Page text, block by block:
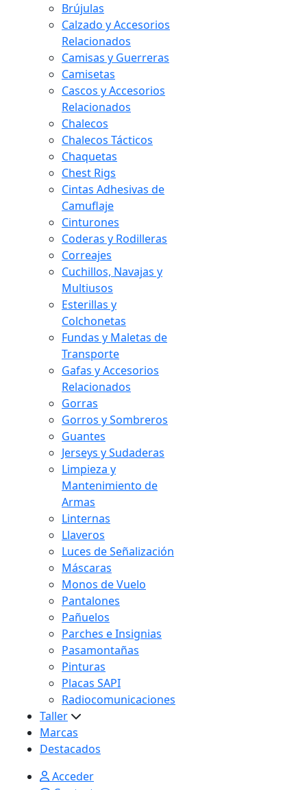
Brújulas
Calzado y Accesorios
Relacionados
Camisas y Guerreras
Camisetas
Cascos y Accesorios
Relacionados
Chalecos
Chalecos Tácticos
Chaquetas
Chest Rigs
Cintas Adhesivas de
Camuflaje
Cinturones
Coderas y Rodilleras
Correajes
Cuchillos, Navajas y
Multiusos
Esterillas y
Colchonetas
Fundas y Maletas de
Transporte
Gafas y Accesorios
Relacionados
Gorras
Gorros y Sombreros
Guantes
Jerseys y Sudaderas
Limpieza y
Mantenimiento de
Armas
Linternas
Llaveros
Luces de Señalización
Máscaras
Monos de Vuelo
Pantalones
Pañuelos
Parches e Insignias
Pasamontañas
Pinturas
Placas SAPI
Radiocomunicaciones
Taller
Marcas
Destacados
Acceder